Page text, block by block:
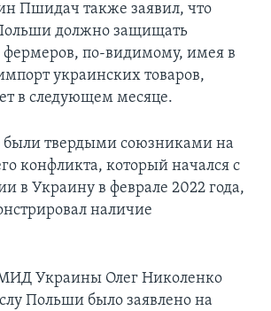
Пшидач также заявил, что
должно защищать
фермеров, по-видимому, имея в
украинских товаров,
в следующем месяце.
твердыми союзниками на
конфликта, который начался с
в Украину в феврале 2022 года,
наличие
Украины Олег Николенко
Польши было заявлено на